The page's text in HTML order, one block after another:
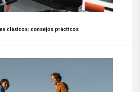
clásicos: consejos prácticos